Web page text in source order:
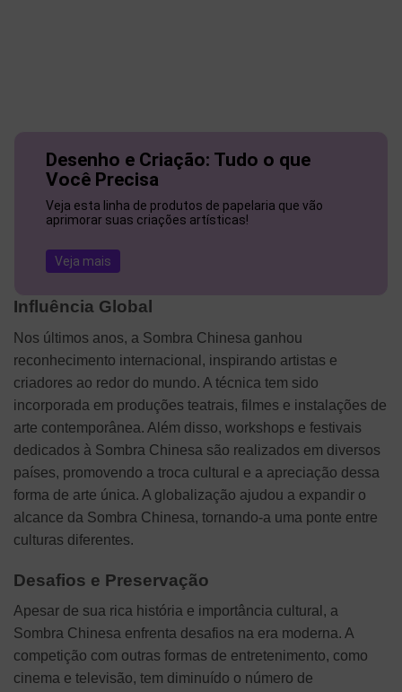
Desenho e Criação: Tudo o que
Você Precisa
Veja esta linha de produtos de papelaria que vão
aprimorar suas criações artísticas!
Veja mais
Influência Global
Nos últimos anos, a Sombra Chinesa ganhou
reconhecimento internacional, inspirando artistas e
criadores ao redor do mundo. A técnica tem sido
incorporada em produções teatrais, filmes e instalações de
arte contemporânea. Além disso, workshops e festivais
dedicados à Sombra Chinesa são realizados em diversos
países, promovendo a troca cultural e a apreciação dessa
forma de arte única. A globalização ajudou a expandir o
alcance da Sombra Chinesa, tornando-a uma ponte entre
culturas diferentes.
Desafios e Preservação
Apesar de sua rica história e importância cultural, a
Sombra Chinesa enfrenta desafios na era moderna. A
competição com outras formas de entretenimento, como
cinema e televisão, tem diminuído o número de